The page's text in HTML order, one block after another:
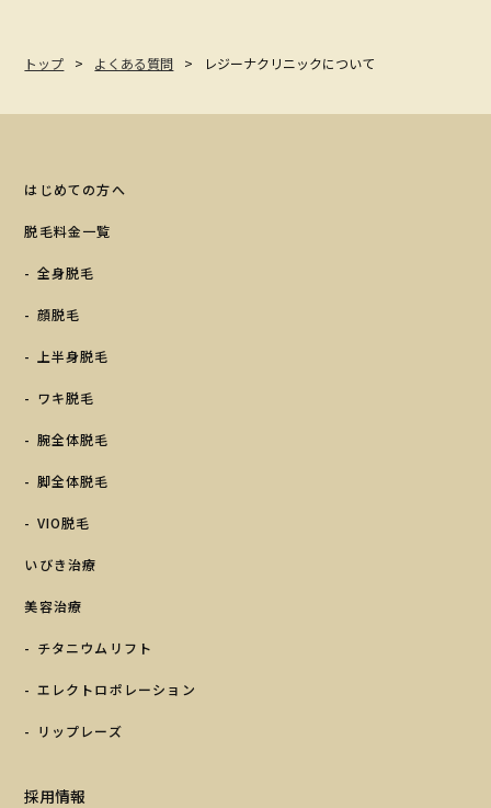
トップ よくある質問 レジーナクリニックについて
はじめての方へ
脱毛料金一覧
全身脱毛
顔脱毛
上半身脱毛
ワキ脱毛
腕全体脱毛
脚全体脱毛
VIO脱毛
いびき治療
美容治療
チタニウムリフト
エレクトロポレーション
リップレーズ
採用情報